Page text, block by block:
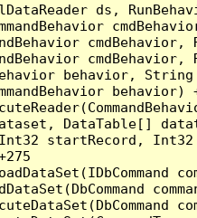
ds,
behavior,
behavior)
DataTable[]
startRecord,